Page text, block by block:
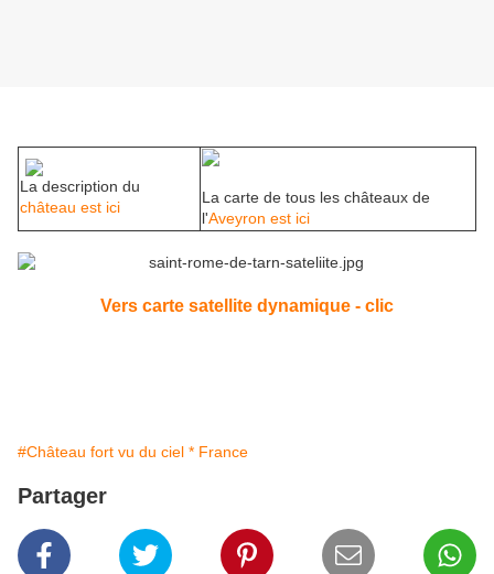
La description du
château est ici
La carte de tous les châteaux de
l'Aveyron est ici
Vers carte satellite dynamique - clic
#Château fort vu du ciel * France
Partager